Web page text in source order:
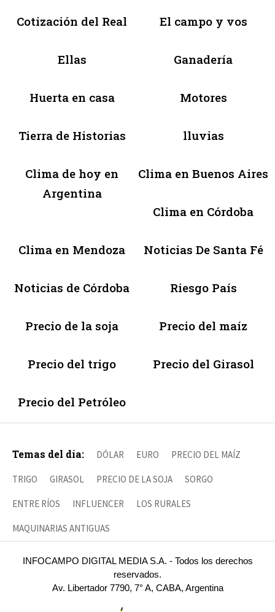
Cotización del Real El campo y vos
Ellas Ganadería
Huerta en casa Motores
Tierra de Historias lluvias
Clima de hoy en
Argentina
Clima en Buenos Aires
Clima en Córdoba
Clima en Mendoza Noticias De Santa Fé
Noticias de Córdoba Riesgo País
Precio de la soja Precio del maíz
Precio del trigo Precio del Girasol
Precio del Petróleo
Temas del día: DÓLAR EURO PRECIO DEL MAÍZ
TRIGO GIRASOL PRECIO DE LA SOJA SORGO
ENTRE RÍOS INFLUENCER LOS RURALES
MAQUINARIAS ANTIGUAS
INFOCAMPO DIGITAL MEDIA S.A. - Todos los derechos
reservados.
Av. Libertador 7790, 7° A, CABA, Argentina